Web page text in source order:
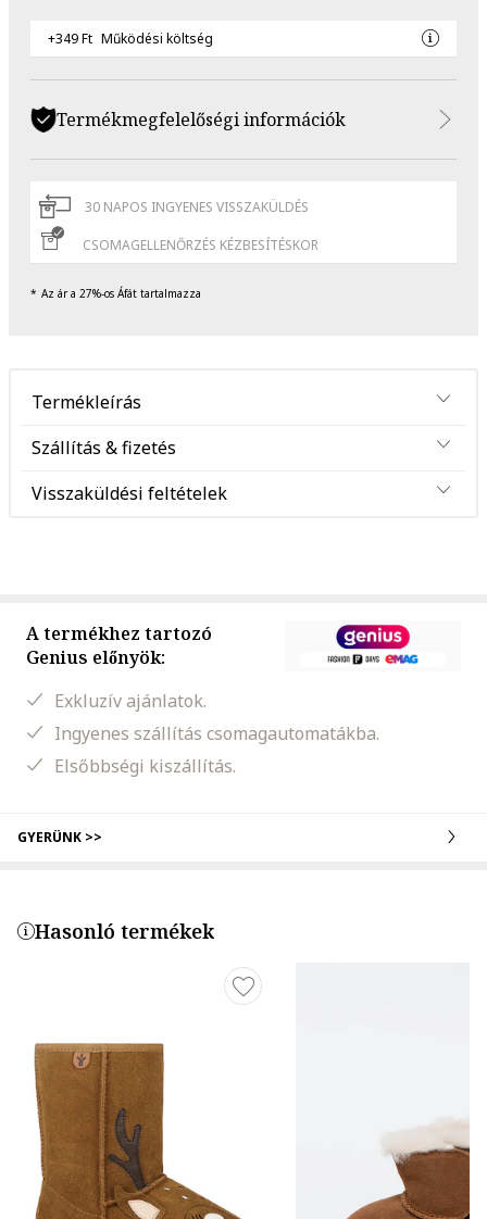
+349 Ft Működési költség
Termékmegfelelőségi információk
30 NAPOS INGYENES VISSZAKÜLDÉS
CSOMAGELLENŐRZÉS KÉZBESÍTÉSKOR
Az ár a 27%-os Áfát tartalmazza
Termékleírás
Szállítás & fizetés
Visszaküldési feltételek
A termékhez tartozó
Genius előnyök:
Exkluzív ajánlatok.
Ingyenes szállítás csomagautomatákba.
Elsőbbségi kiszállítás.
GYERÜNK >>
Hasonló termékek